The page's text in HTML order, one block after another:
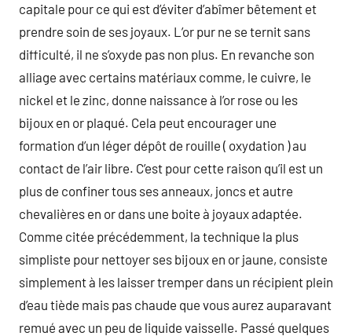
capitale pour ce qui est d’éviter d’abîmer bêtement et
prendre soin de ses joyaux. L’or pur ne se ternit sans
difficulté, il ne s’oxyde pas non plus. En revanche son
alliage avec certains matériaux comme, le cuivre, le
nickel et le zinc, donne naissance à l’or rose ou les
bijoux en or plaqué. Cela peut encourager une
formation d’un léger dépôt de rouille ( oxydation ) au
contact de l’air libre. C’est pour cette raison qu’il est un
plus de confiner tous ses anneaux, joncs et autre
chevalières en or dans une boite à joyaux adaptée.
Comme citée précédemment, la technique la plus
simpliste pour nettoyer ses bijoux en or jaune, consiste
simplement à les laisser tremper dans un récipient plein
d’eau tiède mais pas chaude que vous aurez auparavant
remué avec un peu de liquide vaisselle. Passé quelques